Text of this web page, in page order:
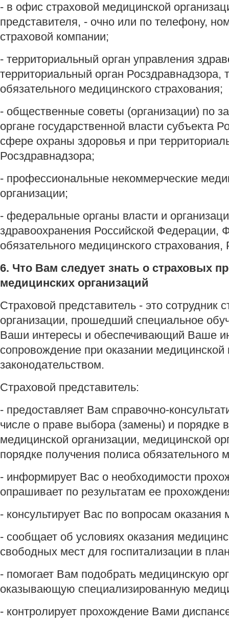
- в офис страховой медицинской
представителя, - очно или по телефону,
страховой компании;
- территориальный орган управления
территориальный орган
обязательного медицинского страхования;
- общественные советы (организации) по
органе государственной власти субъекта
сфере охраны здоровья и при
Росздравнадзора;
- профессиональные некоммерческие
организации;
- федеральные органы власти и
здравоохранения Российской
обязательного медицинского
6. Что Вам следует знать о страховых
медицинских организаций
Страховой представитель - это сотрудник
организации, прошедший специальное
Ваши интересы и обеспечивающий Ваше
сопровождение при оказании
законодательством.
Страховой представитель:
- предоставляет Вам справочно-
числе о праве выбора (замены) и порядке
медицинской организации, медицинской
порядке получения полиса обязательного
- информирует Вас о необходимости
опрашивает по результатам ее
- консультирует Вас по вопросам
- сообщает об условиях оказания
свободных мест для госпитализации в
- помогает Вам подобрать медицинскую
оказывающую специализированную
- контролирует прохождение Вами